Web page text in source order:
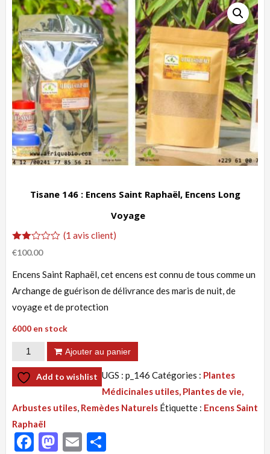
Tisane 146 : Encens Saint Raphaël, Encens Long
Voyage
Noté
2.00
5
sur
1
client
(1 avis client)
€100.00
Encens Saint Raphaël, cet encens est connu de tous comme un
Archange de guérison de délivrance des maris de nuit, de
voyage et de protection
6000 en stock
quantité
de
Tisane
: Encens
Saint
Raphaël,
Ajouter au panier
Add to wishlist UGS : p_146 Catégories : Plantes
Médicinales utiles, Plantes de vie,
Arbustes utiles Remèdes Naturels Étiquette : Encens Saint
Raphaël
Facebook
Mastodon
Email